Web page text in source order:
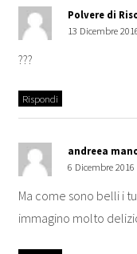
Polvere di
13 Dicembre
???
Rispondi
andreea
6 Dicembre 2016
Ma come sono belli i
immagino molto